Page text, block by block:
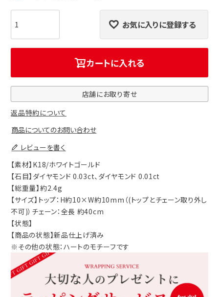
お気に入りに登録する
カートに入れる
店舗にお取り寄せ
返品特約について
商品についてのお問い合わせ
レビューを書く
【素材】K18/ホワイトゴールド
【石目】ダイヤモンド 0.03ct、ダイヤモンド 0.01ct
【総重量】約2.4g
【サイズ】トップ：H約10×W約10mm（(トップとチェーン取り外し
不可)）チェーン：全長 約40cm
【状態】
【商品の状態】新品仕上げ済み
※その他の状態：ハートのモチーフです